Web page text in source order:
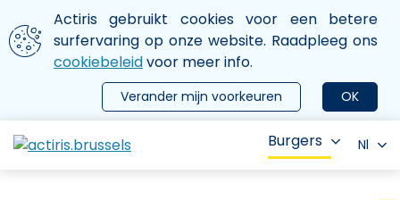
Aller au contenu principal
We gebruiken cookies
Actiris gebruikt cookies voor een betere
surfervaring op onze website. Raadpleeg ons
cookiebeleidvoor meer info.
OK
Verander mijn voorkeuren
le menu
Burgers Nl